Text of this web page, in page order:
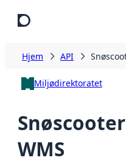
Hjem API
Miljødirektoratet
WMS